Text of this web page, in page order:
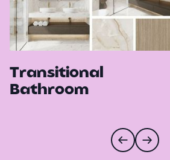
Transitional
Bathroom